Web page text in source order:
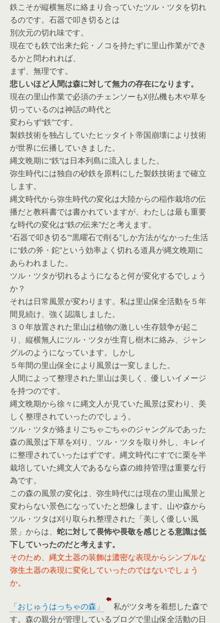
鉄こそが縦横無尽に絡まり合っていたツル・ツタを切れ
るのです。石器で叩き切るとは
別次元の切れ味です。
現在でも鉄で出来た鉈・ノコを持たずに里山作業ができ
るかと問われれば、
まず、無理です。
悲しいほど人間は森に対して無力の存在になります。
現在の里山作業で必須のチェンソーも刈払機も木や草を
切っているのは神話の時代と
変わらず“鉄”です。
製鉄技術を独占していたヒッタイト帝国崩壊により技術
が世界に伝播していきました。
縄文晩期に“鉄”は日本列島に流入しました。
弥生時代には独自の砂鉄を原料にした製鉄技術まで確立
します。
縄文時代から弥生時代の変化は大陸からの稲作栽培の伝
播だと教科書では書かれていますが、わたしは最も重要
な時代の変化は“鉄の伝来”だと考えます。
“石器で叩き切る”“黒曜石で削る”しか方法がなかった生活
に“鉄の斧・鉈”という効率よく切れる道具が縄文晩期に
あらわれました。
ツル・ツタが切れるようになると何が変化するでしょう
か？
それは日常風景が変わります。私は里山保全活動を５年
間見続け、強く認識しました。
３０年放置された里山は植物の激しい生存競争が起こ
り、縦横無人にツル・ツタが生育し樹木に絡み、ジャン
グルのようになっています。しかし
５年間の里山保全により風景は一変しました。
人間によって整理された里山は美しく、優しいイメージ
を持つのです。
縄文晩期から徐々に縄文人が見ていた風景は変わり、美
しく整理されていったのでしょう。
ツル・ツタが絡まりごちゃごちゃのジャングルであった
森の風景は下草を刈り、ツル・ツタを取り外し、キレイ
に整理されていったはずです。縄文時代にすでに栗を半
栽培していた縄文人であるなら森の維持管理は重要な行
為です。
この森の風景の変化は、弥生時代には現在の里山風景と
変わらない景色になっていたと想像します。山や森から
ツル・ツタは刈り取られ整理された「美しく優しい風
景」からは、 蛇に対して畏怖や畏敬を感じとる意識は低
下していったのだと考えます。
そのため、縄文土器の装飾は濃密な表現からシンプルな
弥生土器の表現に変化していったのではないでしょう
か。
「おじゅうはっちゃの森」
私がツタ考を着想した森で
す。森の親分が管理しているブログで里山保全活動の日